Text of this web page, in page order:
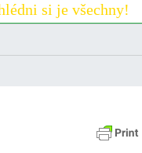
si je všechny!